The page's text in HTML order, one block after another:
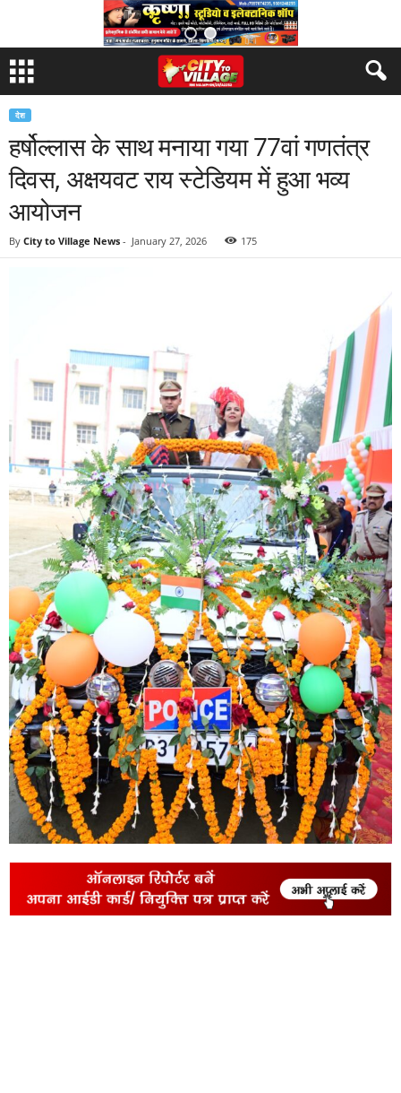
देश
हर्षोल्लास के साथ मनाया गया 77वां गणतंत्र
दिवस, अक्षयवट राय स्टेडियम में हुआ भव्य
आयोजन
By City to Village News - January 27, 2026 175